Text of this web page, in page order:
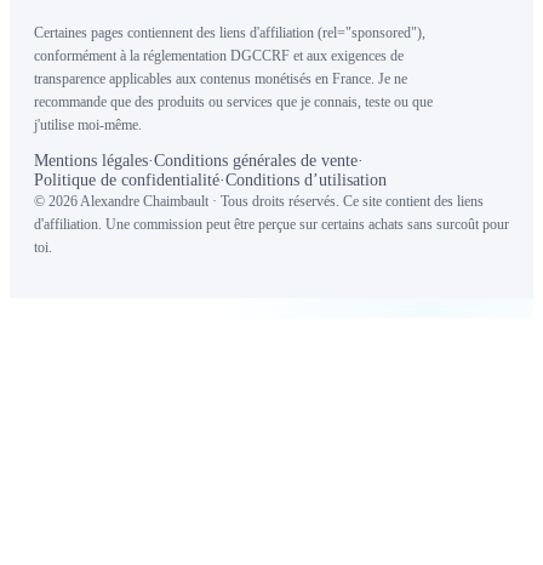
Certaines pages contiennent des liens d'affiliation (rel="sponsored"),
conformément à la réglementation DGCCRF et aux exigences de
transparence applicables aux contenus monétisés en France. Je ne
recommande que des produits ou services que je connais, teste ou que
j'utilise moi-même.
Mentions légales·Conditions générales de vente·
Politique de confidentialité·Conditions d’utilisation
© 2026 Alexandre Chaimbault · Tous droits réservés. Ce site contient des liens
d'affiliation. Une commission peut être perçue sur certains achats sans surcoût pour
toi.